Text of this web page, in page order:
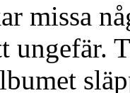
missa